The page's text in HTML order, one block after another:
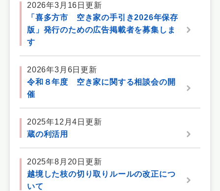
2026年3月16日更新
「喜多方市 空き家の手引き2026年保存
版」発行のための広告掲載者を募集しま
す
2026年3月6日更新
令和８年度 空き家に関する相談会の開
催
2025年12月4日更新
蔵の利活用
2025年8月20日更新
越境した枝の切り取りルールの改正につ
いて